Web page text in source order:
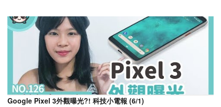
Google Pixel 3外觀曝光?! 科技小電報 (6/1)